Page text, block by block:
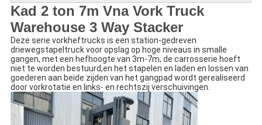
Kad 2 ton 7m Vna Vork Truck
Warehouse 3 Way Stacker
Deze serie vorkheftrucks is een station-gedreven
driewegstapeltruck voor opslag op hoge niveaus in smalle
gangen, met een hefhoogte van 3m-7m; de carrosserie hoeft
niet te worden bestuurd,en het stapelen en laden en lossen van
goederen aan beide zijden van het gangpad wordt gerealiseerd
door vorkrotatie en links- en rechtszij verschuivingen.